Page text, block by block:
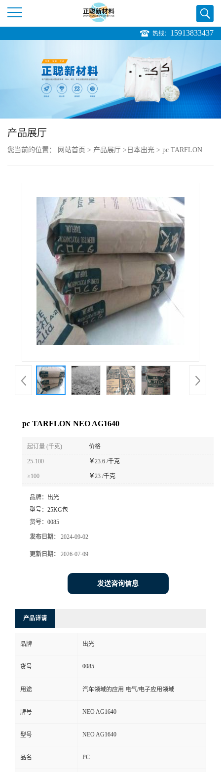
公
品
展
式
言
热线： 15913833437
产品展厅
您当前的位置： 网站首页 > 产品展厅 > 日本出光 > pc TARFLON
pc TARFLON NEO AG1640
起订量 (千克) 价格
25-100 ￥23.6 /千克
≥100 ￥23 /千克
品牌： 出光
型号： 25KG包
货号： 0085
发布日期： 2024-09-02
更新日期： 2026-07-09
发送咨询信息
产品详请
品牌 出光
货号 0085
用途 汽车领域的应用 电气/电子应用领域
牌号 NEO AG1640
型号 NEO AG1640
品名 PC